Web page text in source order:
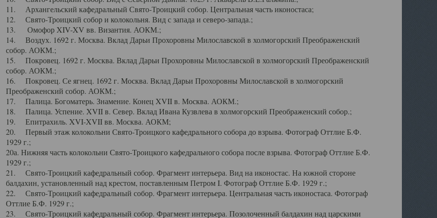
11. Архангельский кафедральный Свято-Троицкий собор. Центральная часть иконостаса;
12. Свято-Троицкий собор и колокольня. Вид с запада и северо-запада.;
13. Омофор XIV-XV вв. Византия. АОКМ.;
14. Воздух. 1692 г. Москва. Вклад Дарьи Прохоровны Милославской в холмогорский Преображенский
собор. АОКМ.;
15. Покровец. 1692 г. Москва. Вклад Дарьи Прохоровны Милославской в холмогорский Преображенский
собор. АОКМ.;
16. Покровец. Се ягнец. 1692 г. Москва. Вклад Дарьи Прохоровны Милославской в холмогорский
Преображенский собор. АОКМ.;
17. Палица. Богоматерь. Знамение. Конец XVII в. Москва. АОКМ.;
18. Палица. Успение. XVII в. Север. Вклад Ивана Кузвлева в холмогорский Преображенский собор.;
19. Епитрахиль. XVI-XVII вв. Москва. АОКМ;
20. Первый этаж колокольни Свято-Троицкого кафедрального собора до взрыва. Фотограф Оттлие Б.Ф.
1929 г.;
20а. Нижняя часть колокольни Свято-Троицкого кафедрального собора после взрыва. Фотограф Оттлие Б.Ф.
1929 г.;
21. Свято-Троицкий кафедральный собор. Фрагмент интерьера. Вид на иконостас. На южной стороне
балдахин, установленный над крестом, поставленным Петром I. Фотограф Оттлие Б.Ф. 1929 г.;
22. Свято-Троицкий кафедральный собор. Фрагмент интерьера. Центральная часть иконостаса. Фотограф
Оттлие Б.Ф. 1929 г.;
23. Свято-Троицкий кафедральный собор. Фрагмент интерьера. Позолоченный балдахин над царскими